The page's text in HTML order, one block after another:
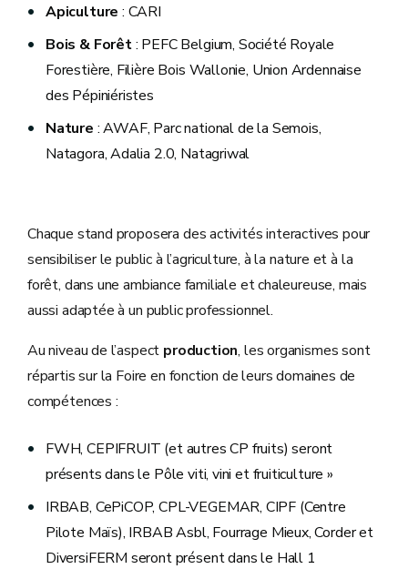
Apiculture: CARI
Bois & Forêt: PEFC Belgium, Société Royale
Forestière, Filière Bois Wallonie, Union Ardennaise
des Pépiniéristes
Nature : AWAF, Parc national de la Semois,
Natagora, Adalia 2.0, Natagriwal
Chaque stand proposera des activités interactives pour
sensibiliser le public à l’agriculture, à la nature et à la
forêt, dans une ambiance familiale et chaleureuse, mais
aussi adaptée à un public professionnel.
Au niveau de l’aspect production, les organismes sont
répartis sur la Foire en fonction de leurs domaines de
compétences :
FWH, CEPIFRUIT (et autres CP fruits) seront
présents dans le Pôle viti, vini et fruiticulture »
IRBAB, CePiCOP, CPL-VEGEMAR, CIPF (Centre
Pilote Maïs), IRBAB Asbl, Fourrage Mieux, Corder et
DiversiFERM seront présent dans le Hall 1